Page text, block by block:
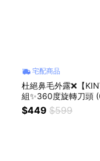
宅配商品
杜絕鼻毛外露❌【
組✨360度旋轉刀頭
$449 $599